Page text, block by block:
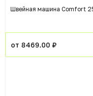
Швейная машина Comfort
от 8469.00 ₽